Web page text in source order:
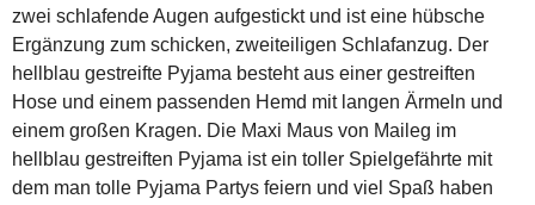
zwei schlafende Augen aufgestickt und ist eine hübsche
Ergänzung zum schicken, zweiteiligen Schlafanzug. Der
hellblau gestreifte Pyjama besteht aus einer gestreiften
Hose und einem passenden Hemd mit langen Ärmeln und
einem großen Kragen. Die Maxi Maus von Maileg im
hellblau gestreiften Pyjama ist ein toller Spielgefährte mit
dem man tolle Pyjama Partys feiern und viel Spaß haben